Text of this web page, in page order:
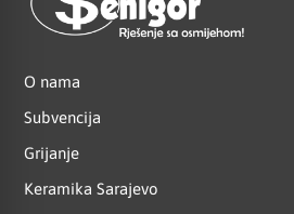
O nama
Subvencija
Grijanje
Keramika Sarajevo